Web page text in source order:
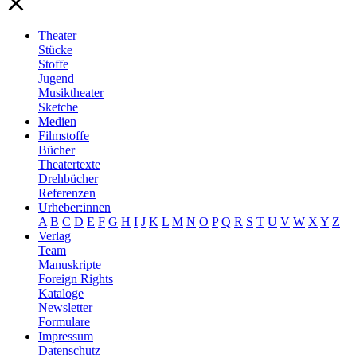
Theater
Stücke
Stoffe
Jugend
Musiktheater
Sketche
Medien
Filmstoffe
Bücher
Theatertexte
Drehbücher
Referenzen
Urheber:innen
A B C D E F G H I J K L M N O P Q R S T U V W X Y Z
Verlag
Team
Manuskripte
Foreign Rights
Kataloge
Newsletter
Formulare
Impressum
Datenschutz